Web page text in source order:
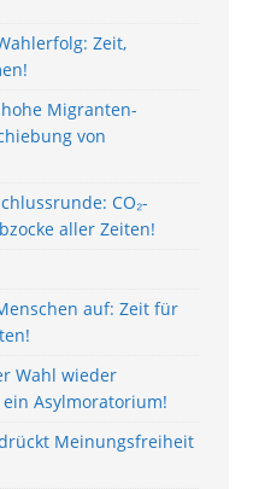
Zeit,
Migranten-
von
CO₂-
aller Zeiten!
auf: Zeit für
Wahl wieder
Asylmoratorium!
Meinungsfreiheit